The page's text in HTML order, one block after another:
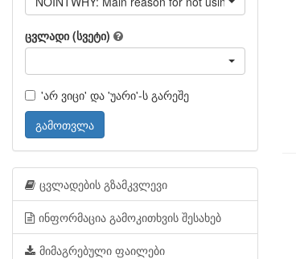
ცვლადი (სვეტი)
'არ ვიცი' და 'უარი'-ს გარეშე
გამოთვლა
ცვლადების გზამკვლევი
ინფორმაცია გამოკითხვის შესახებ
მიმაგრებული ფაილები